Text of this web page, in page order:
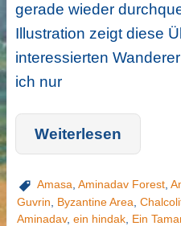
gerade wieder
Illustration zeigt diese
interessierten
ich nur
Weiterlesen
Amasa Aminadav Forest,
Guvrin
Byzantine Area
Aminadav, ein hindak, Ein